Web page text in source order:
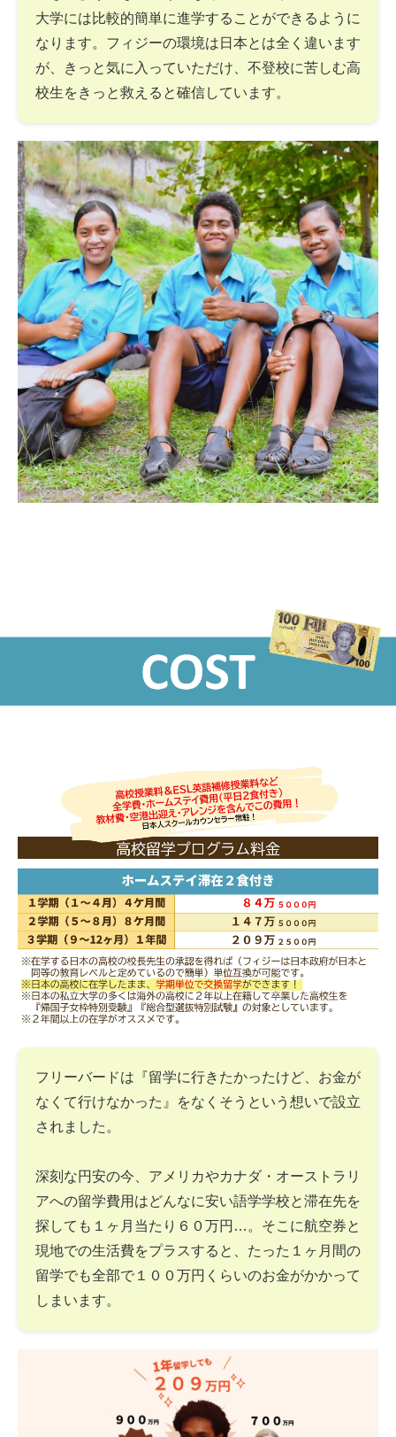
大学には比較的簡単に進学することができるように
なります。フィジーの環境は日本とは全く違います
が、きっと気に入っていただけ、不登校に苦しむ高
校生をきっと救えると確信しています。
フリーバードは『留学に行きたかったけど、お金が
なくて行けなかった』をなくそうという想いで設立
されました。
深刻な円安の今、アメリカやカナダ・オーストラリ
アへの留学費用はどんなに安い語学学校と滞在先を
探しても１ヶ月当たり６０万円…。そこに航空券と
現地での生活費をプラスすると、たった１ヶ月間の
留学でも全部で１００万円くらいのお金がかかって
しまいます。